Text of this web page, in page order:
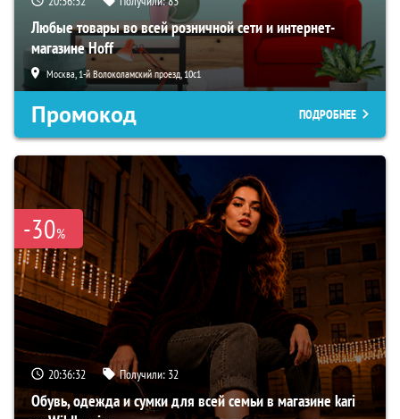
Любые товары во всей розничной сети и интернет-
магазине Hoff
Москва, 1-й Волоколамский проезд, 10с1
Промокод ПОДРОБНЕЕ
-30%
20:36:31 Получили: 32
Обувь, одежда и сумки для всей семьи в магазине kari